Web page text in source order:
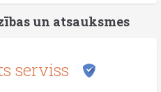
un atsauksmes
serviss